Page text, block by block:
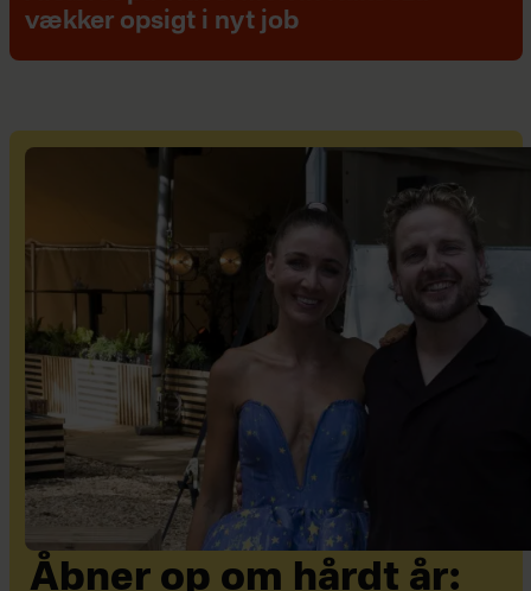
vækker opsigt i nyt job
Åbner op om hårdt år: